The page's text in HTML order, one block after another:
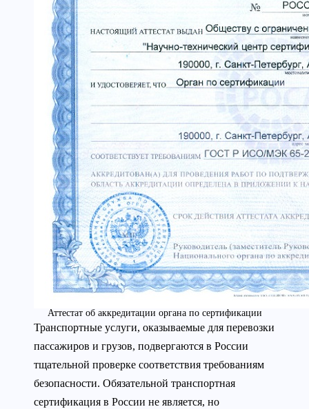
Аттестат об аккредитации органа по сертификации
Транспортные услуги, оказываемые для перевозки
пассажиров и грузов, подвергаются в России
тщательной проверке соответствия требованиям
безопасности. Обязательной транспортная
сертификация в России не является, но